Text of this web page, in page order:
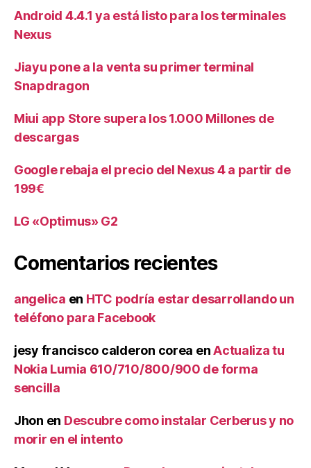
Android 4.4.1 ya está listo para los terminales
Nexus
Jiayu pone a la venta su primer terminal
Snapdragon
Miui app Store supera los 1.000 Millones de
descargas
Google rebaja el precio del Nexus 4 a partir de
199€
LG «Optimus» G2
Comentarios recientes
angelica en HTC podría estar desarrollando un
teléfono para Facebook
jesy francisco calderon corea enActualiza tu
Nokia Lumia 610/710/800/900 de forma
sencilla
Jhon en Descubre como instalar Cerberus y no
morir en el intento